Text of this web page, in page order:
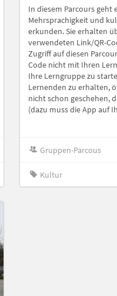
In diesem Parcours geht
Mehrsprachigkeit und
erkunden. Sie erhalten
verwendeten Link/QR-
Zugriff auf diesen
Code nicht mit Ihren
Ihre Lerngruppe zu
Lernenden zu erhalten,
nicht schon geschehen,
(dazu muss die App auf
Gruppen-Parcous
Kultur